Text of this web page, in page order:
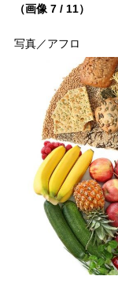
（画像 7 / 11）
写真／アフロ